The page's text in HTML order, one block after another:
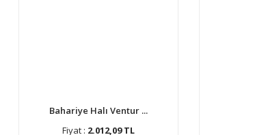
Bahariye Halı Ventur ...
Fiyat : 2.012,09 TL